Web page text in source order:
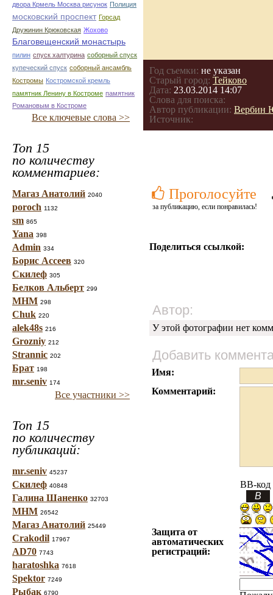
двора Крмель Москва рисунок Полиция
московский проспект Горсад
Дружинин Крюковская Жохово
Благовещенский монастырь
пилин спуск халтурина соборный спуск
купеческий спуск соборный ансамбль
Костромы Костромской кремль
памятник Ленину в Костроме памятник
Романовым в Костроме
Все ключевые слова >>
Топ 15
по количеству
комментариев:
Магаз Анатолий 2040
poroch 1132
sm 865
Yana 398
Admin 334
Борис Ассеев 320
Скилеф 305
Белков Альберт 299
МНМ 298
Chuk 220
alek48s 216
Grozniy 212
Strannic 202
Брат 198
mr.seniv 174
Все участники >>
Топ 15
по количеству
публикаций:
mr.seniv 45237
Скилеф 40848
Галина Шаненко 32703
МНМ 26542
Магаз Анатолий 25449
Crakodil 17967
AD70 7743
haratoshka 7618
Spektor 7249
Рыбак 6790
Год съемки: не указан
Старый город: Тейково
Дата: 23.03.2014 14:07
Слова для поиска:
Автор публикации: Вербин
Источник:
Проголосуйте
за публикацию, если понравилась!
Поделиться ссылкой:
Автор:
У этой фотографии нет
Добавить
Имя:
Комментарий:
BB-код
Защита от
автоматических
регистраций: